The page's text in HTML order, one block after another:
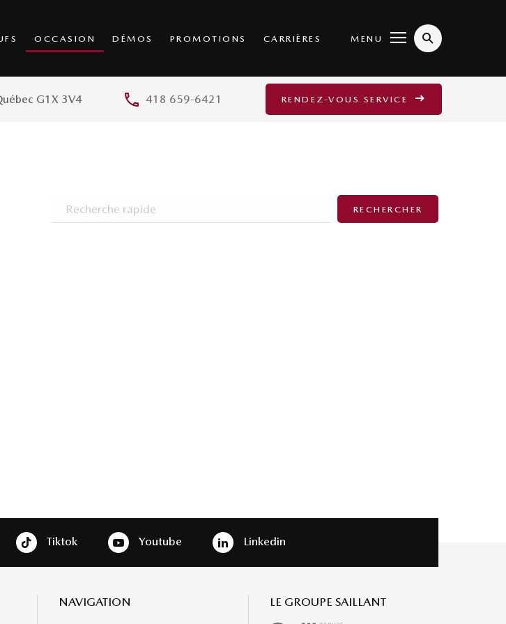
OCCASION DÉMOS PROMOTIONS CARRIÈRES MENU
G1X 3V4 418 659-6421 RENDEZ-VOUS SERVICE
RECHERCHER
Tiktok Youtube Linkedin
NAVIGATION LE GROUPE SAILLANT